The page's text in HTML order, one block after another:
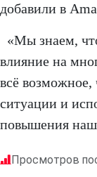
добавили в
«Мы знаем,
влияние на
всё возможное,
ситуации и
повышения
Просмотров